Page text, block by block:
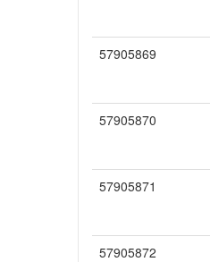
57905869
57905870
57905871
57905872